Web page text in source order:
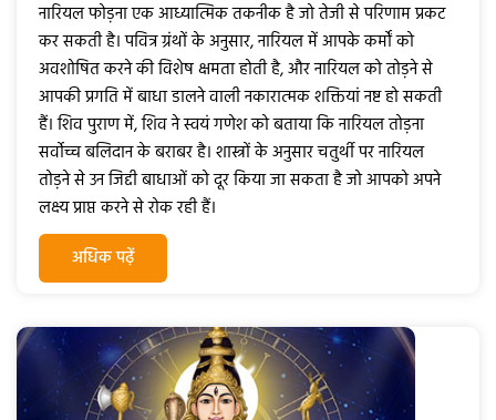
नारियल फोड़ना एक आध्यात्मिक तकनीक है जो तेजी से परिणाम प्रकट
कर सकती है। पवित्र ग्रंथों के अनुसार, नारियल में आपके कर्मों को
अवशोषित करने की विशेष क्षमता होती है, और नारियल को तोड़ने से
आपकी प्रगति में बाधा डालने वाली नकारात्मक शक्तियां नष्ट हो सकती
हैं। शिव पुराण में, शिव ने स्वयं गणेश को बताया कि नारियल तोड़ना
सर्वाेच्च बलिदान के बराबर है। शास्त्रों के अनुसार चतुर्थी पर नारियल
तोड़ने से उन जिद्दी बाधाओं को दूर किया जा सकता है जो आपको अपने
लक्ष्य प्राप्त करने से रोक रही हैं।
अधिक पढ़ें